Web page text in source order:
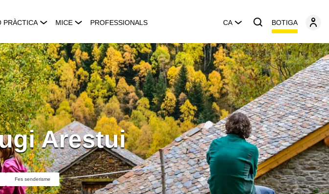
PRÀCTICA MICE PROFESSIONALS CA BOTIGA
Arestui
Fes senderisme